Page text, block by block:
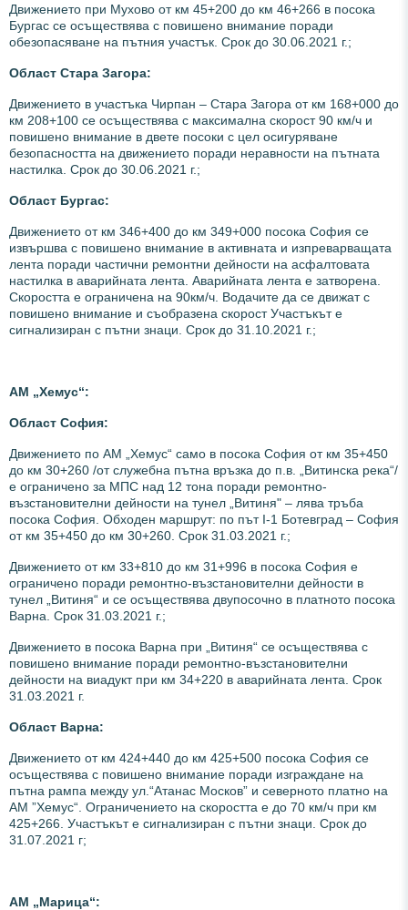
Движението при Мухово от км 45+200 до км 46+266 в посока
Бургас се осъществява с повишено внимание поради
обезопасяване на пътния участък. Срок до 30.06.2021 г.;
Област Стара Загора:
Движението в участъка Чирпан – Стара Загора от км 168+000 до
км 208+100 се осъществява с максимална скорост 90 км/ч и
повишено внимание в двете посоки с цел осигуряване
безопасността на движението поради неравности на пътната
настилка. Срок до 30.06.2021 г.;
Област Бургас:
Движението от км 346+400 до км 349+000 посока София се
извършва с повишено внимание в активната и изпреварващата
лента поради частични ремонтни дейности на асфалтовата
настилка в аварийната лента. Аварийната лента е затворена.
Скоростта е ограничена на 90км/ч. Водачите да се движат с
повишено внимание и съобразена скорост Участъкът е
сигнализиран с пътни знаци. Срок до 31.10.2021 г.;
АМ „Хемус“:
Област София:
Движението по АМ „Хемус“ само в посока София от км 35+450
до км 30+260 /от служебна пътна връзка до п.в. „Витинска река“/
е ограничено за МПС над 12 тона поради ремонтно-
възстановителни дейности на тунел „Витиня" – лява тръба
посока София. Обходен маршрут: по път I-1 Ботевград – София
от км 35+450 до км 30+260. Срок 31.03.2021 г.;
Движението от км 33+810 до км 31+996 в посока София е
ограничено поради ремонтно-възстановителни дейности в
тунел „Витиня“ и се осъществява двупосочно в платното посока
Варна. Срок 31.03.2021 г.;
Движението в посока Варна при „Витиня“ се осъществява с
повишено внимание поради ремонтно-възстановителни
дейности на виадукт при км 34+220 в аварийната лента. Срок
31.03.2021 г.
Област Варна:
Движението от км 424+440 до км 425+500 посока София се
осъществява с повишено внимание поради изграждане на
пътна рампа между ул.“Атанас Москов” и северното платно на
АМ ”Хемус“. Ограничението на скоростта е до 70 км/ч при км
425+266. Участъкът е сигнализиран с пътни знаци. Срок до
31.07.2021 г;
АМ „Марица“: